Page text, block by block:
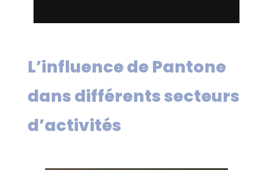
L’influence de Pantone
dans différents secteurs
d’activités